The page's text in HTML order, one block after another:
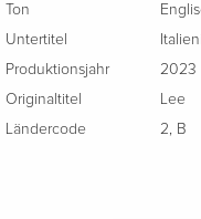
Ton
Untertitel
Produktionsjahr
2023
Originaltitel
Lee
Ländercode
2, B